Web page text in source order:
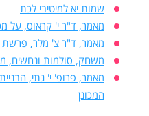
שמות יא למיטיבי לכת
מאמר, ד"ר י' קראוס, על
מאמר, ד"ר צ' מלר, פרשת
משחק, סולמות ונחשים,
מאמר, פרופ' י' גתי, הבניית
המכונן